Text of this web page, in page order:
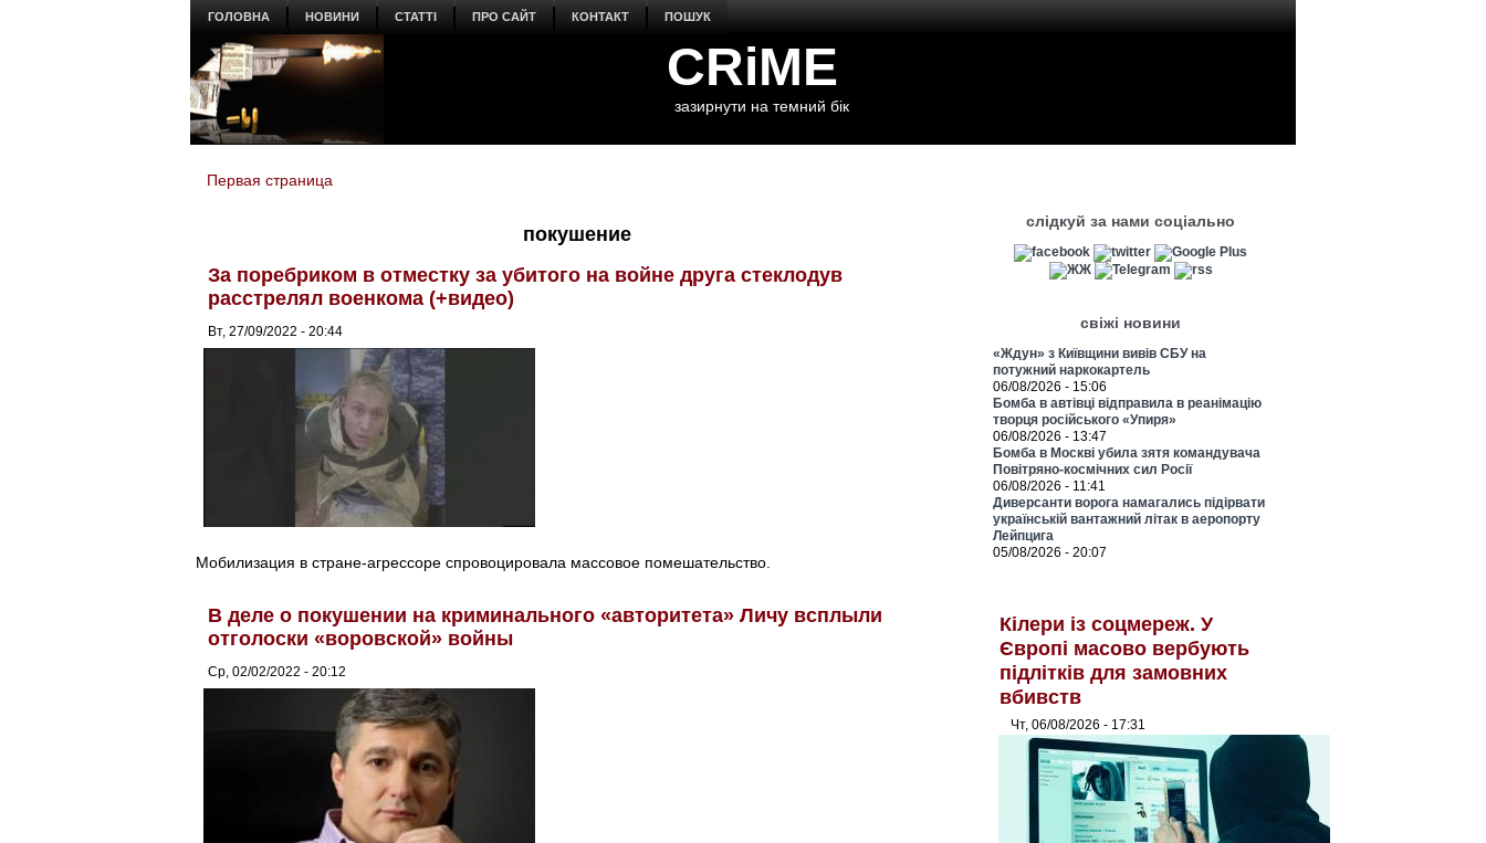
ГОЛОВНА НОВИНИ СТАТТІ ПРО САЙТ КОНТАКТ ПОШУК
CRiME
зазирнути на темний бік
You are here
Первая страница
покушение
За поребриком в отместку за убитого на войне друга стеклодув
расстрелял военкома (+видео)
Вт, 27/09/2022 - 20:44
Мобилизация в стране-агрессоре спровоцировала массовое помешательство.
В деле о покушении на криминального «авторитета» Личу всплыли
отголоски «воровской» войны
Ср, 02/02/2022 - 20:12
слідкуй за нами соціально
свіжі новини
«Ждун» з Київщини вивів СБУ на
потужний наркокартель
06/08/2026 - 15:06
Бомба в автівці відправила в реанімацію
творця російського «Упиря»
06/08/2026 - 13:47
Бомба в Москві убила зятя командувача
Повітряно-космічних сил Росії
06/08/2026 - 11:41
Диверсанти ворога намагались підірвати
українській вантажний літак в аеропорту
Лейпцига
05/08/2026 - 20:07
Кілери із соцмереж. У
Європі масово вербують
підлітків для замовних
вбивств
Чт, 06/08/2026 - 17:31